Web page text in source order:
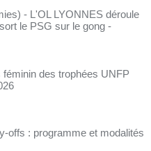
- L'OL LYONNES déroule
le PSG sur le gong -
des trophées UNFP
offs : programme et modalités